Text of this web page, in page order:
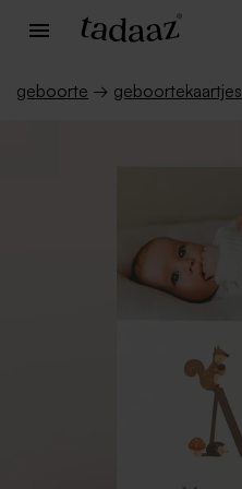
geboorte → geboortekaartjes